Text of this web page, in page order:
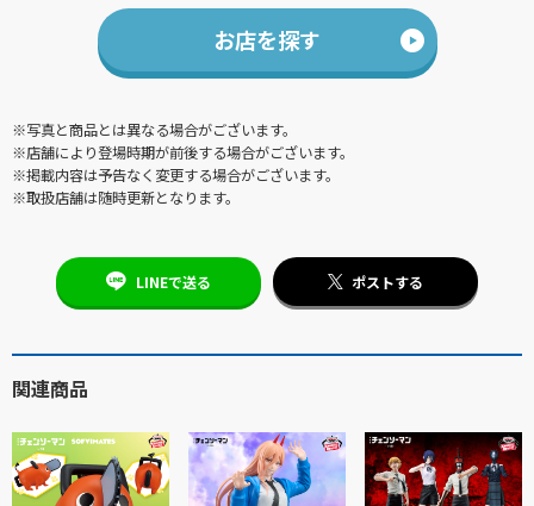
お店を探す
※写真と商品とは異なる場合がございます。
※店舗により登場時期が前後する場合がございます。
※掲載内容は予告なく変更する場合がございます。
※取扱店舗は随時更新となります。
LINEで送る ポストする
関連商品